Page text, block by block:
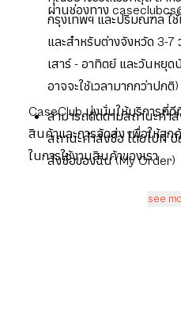
ผ่านช่องทาง
กรุงเทพฯ และปริมณฑล ใช้
และสำหรับต่างจังหวัด 3-
เสาร์ - อาทิตย์ และวันหยุ
อาจจะใช้เวลามากกว่าปกติ)
สามารถติดตามสถานะคำ
สถานะคำสั่งซื้อ โดยไปที่
สั่งซื้อของฉัน (My Order)
CaseClub มุ่งมั่นให้บริการที่
สินค้าและการจัดส่ง เพื่อให้ลู
ในการใช้งานสินค้าของเรา
see